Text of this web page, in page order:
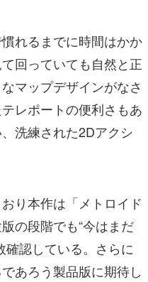
れるまでに時間はかか
回っていても自然と正
マップデザインがなさ
レポートの便利さもあ
洗練された2Dアクシ
り本作は「メトロイド
の段階でも“今はまだ
確認している。さらに
あろう製品版に期待し